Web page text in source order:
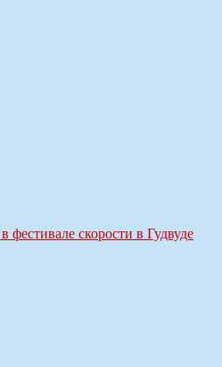
скорости в Гудвуде